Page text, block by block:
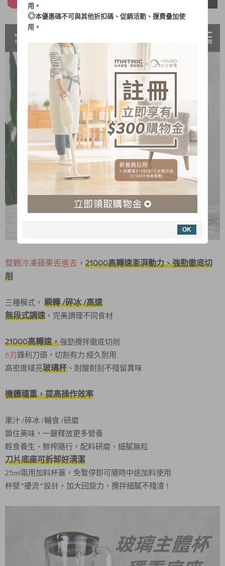
整顆冷凍蘋果丟進去 ， 21000高轉速澎湃動力、強勁徹底切
削
三種模式， 瞬轉 /碎冰 /高速
無段式調速，完美調理不同食材
21000高轉速，強勁攪拌徹底切削
6刃鋒利刀頭，切割有力 經久耐用
高密度啵亮玻璃杯 、耐酸耐刮不殘留異味
機體穩重，提高操作效率
果汁 /碎冰 /輔食 /研磨
鎖住美味，一鍵釋放更多營養
輕食養生、鮮榨隨行，配料研磨、細膩無粒
刀片底座可拆卸好清潔
25ml兩用加料杯蓋，免暫停即可隨時中途加料使用
杯壁”擾流”設計，加大回旋力，攪拌細膩不殘渣 !
用。
◎本優惠碼不可與其他折扣碼、促銷活動、運費疊加使
用。
OK